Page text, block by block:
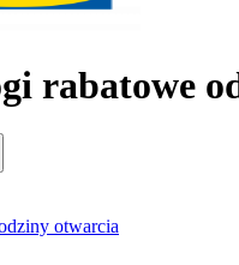
rabatowe
otwarcia